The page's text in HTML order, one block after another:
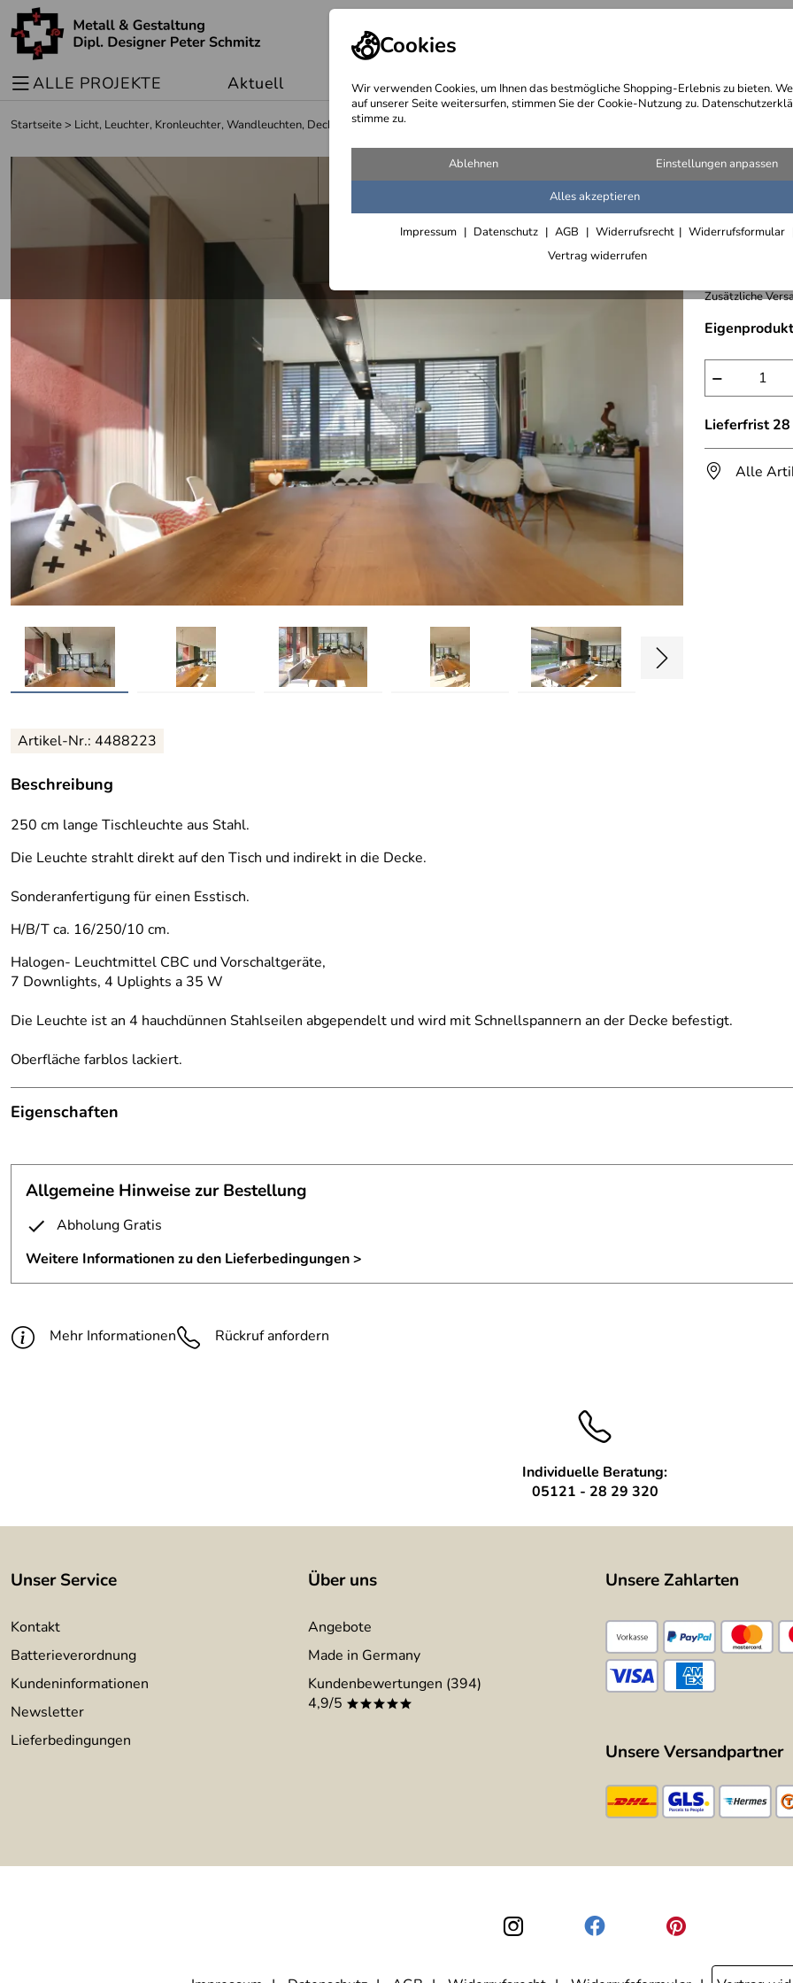
Cookies
Wir verwenden Cookies, um Ihnen das bestmögliche Shopping-Erlebnis zu bieten.
auf unserer Seite weitersurfen, stimmen Sie der Cookie-Nutzung zu.
stimme zu.
Ablehnen Einstellungen anpassen
Alles akzeptieren
Impressum Datenschutz AGB Widerrufsrecht
Widerrufsformular
Vertrag widerrufen
ALLE PROJEKTE Aktuell Sonderangebote Wegebeschreibung @
Startseite> Licht, Leuchter, Kronleuchter, Wandleuchten, Deckenleuchten und Sonderleuchten
Zusätzliche
−
Lieferfrist
Alle
Artikel-Nr.: 4488223
Beschreibung
250 cm lange Tischleuchte aus Stahl.
Die Leuchte strahlt direkt auf den Tisch und indirekt in die Decke.
Sonderanfertigung für einen Esstisch.
H/B/T ca. 16/250/10 cm.
Halogen- Leuchtmittel CBC und Vorschaltgeräte,
7 Downlights, 4 Uplights a 35 W
Die Leuchte ist an 4 hauchdünnen Stahlseilen abgependelt und wird mit Schnellspannern an der Decke befestigt.
Oberfläche farblos lackiert.
Eigenschaften
Anmerkung:
Lieferung ohne Leuchtmittel
Befestigung:
Seilabhängung
Material:
3 mm Stahlblech
Maße:
H/B/T ca. 16/250/10 cm
Allgemeine Hinweise zur Bestellung
Abholung Gratis
Weitere Informationen zu den Lieferbedingungen >
Mehr Informationen Rückruf anfordern
Individuelle Beratung:
05121 - 28 29 320
Unser Service
Kontakt
Batterieverordnung
Kundeninformationen
Newsletter
Lieferbedingungen
Über uns
Angebote
Made in Germany
Kundenbewertungen (394)
4,9/5 *****
Unsere Zahlarten
Unsere Versandpartner